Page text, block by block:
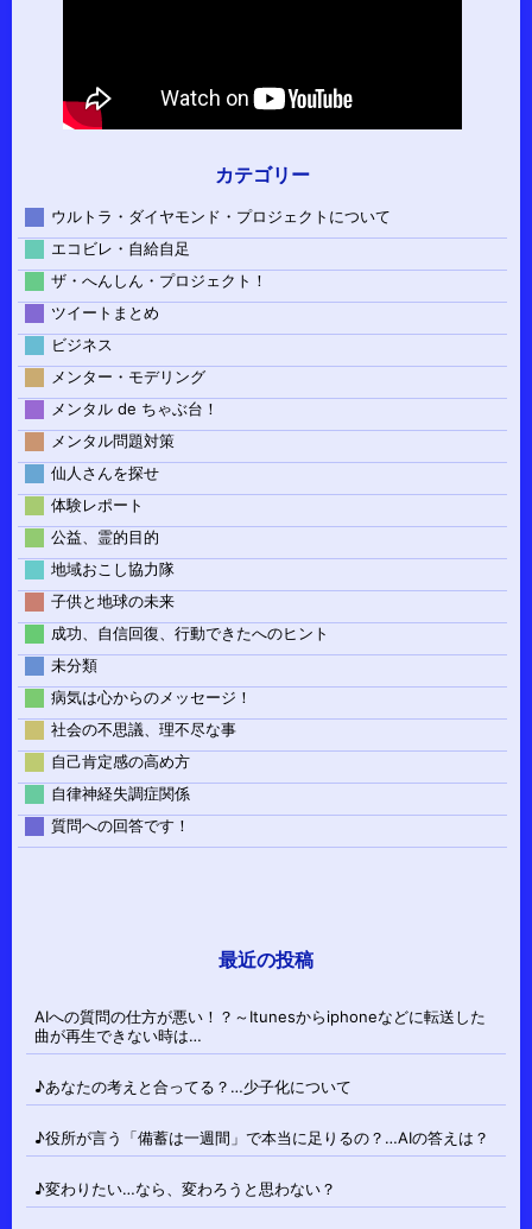
カテゴリー
ウルトラ・ダイヤモンド・プロジェクトについて
エコビレ・自給自足
ザ・へんしん・プロジェクト！
ツイートまとめ
ビジネス
メンター・モデリング
メンタル de ちゃぶ台！
メンタル問題対策
仙人さんを探せ
体験レポート
公益、霊的目的
地域おこし協力隊
子供と地球の未来
成功、自信回復、行動できたへのヒント
未分類
病気は心からのメッセージ！
社会の不思議、理不尽な事
自己肯定感の高め方
自律神経失調症関係
質問への回答です！
最近の投稿
AIへの質問の仕方が悪い！？～Itunesからiphoneなどに転送した
曲が再生できない時は…
♪あなたの考えと合ってる？…少子化について
♪役所が言う「備蓄は一週間」で本当に足りるの？…AIの答えは？
♪変わりたい…なら、変わろうと思わない？